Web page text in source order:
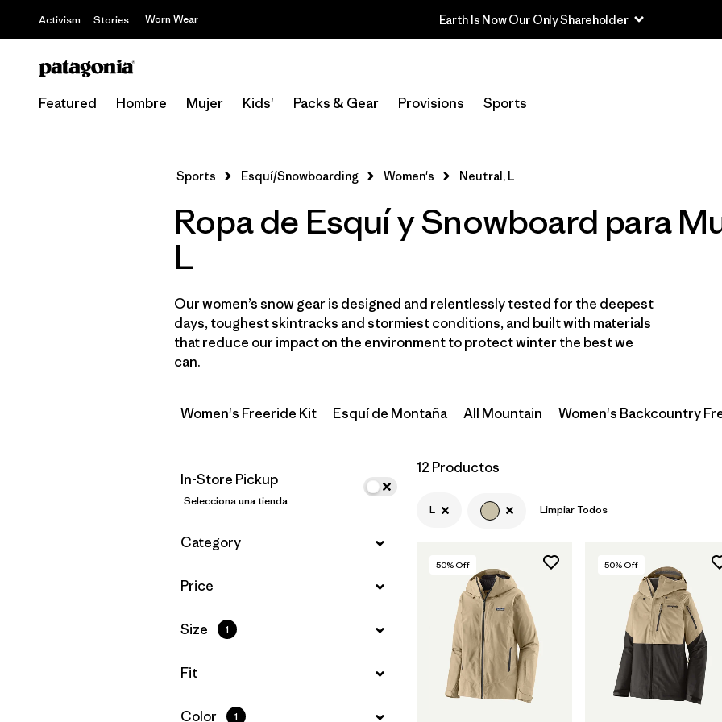
Activism Stories Worn Wear Earth Is Now Our Only Shareholder
Featured Hombre Mujer Kids' Packs & Gear Provisions Sports
Selecciona una tienda
Filtrar por
Price
Filtrar por
Size
Filtrar por
Color 1
Sports Esquí/Snowboarding Women's Neutral, L
Ropa de Esquí y Snowboard para
L
Our women’s snow gear is designed and relentlessly tested for the deepest
days, toughest skintracks and stormiest conditions, and built with materials
that reduce our impact on the environment to protect winter the best we
can.
Women's Freeride Kit Esquí de Montaña All Mountain Women's Backcountry
In-Store Pickup
Selecciona una tienda
Filtrar por
Category
Filtrar por
Price
Filtrar por
Size 1
Filtrar por
Fit
Filtrar por
Color 1
12 Productos
L Limpiar Todos
50% Off 50% Off